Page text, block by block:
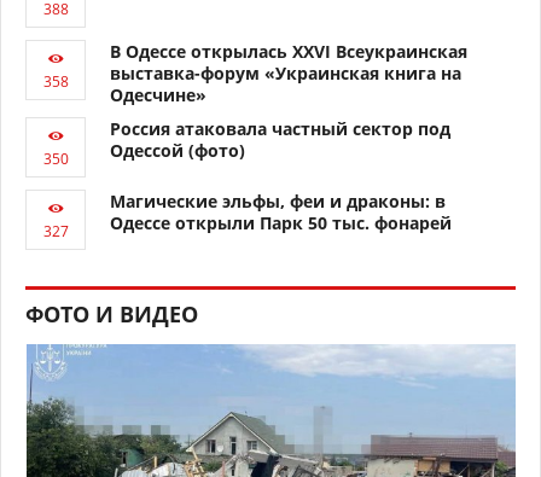
В Одессе открылась XXVI Всеукраинская
выставка-форум «Украинская книга на
Одесчине»
Россия атаковала частный сектор под
Одессой (фото)
Магические эльфы, феи и драконы: в
Одессе открыли Парк 50 тыс. фонарей
ФОТО И ВИДЕО